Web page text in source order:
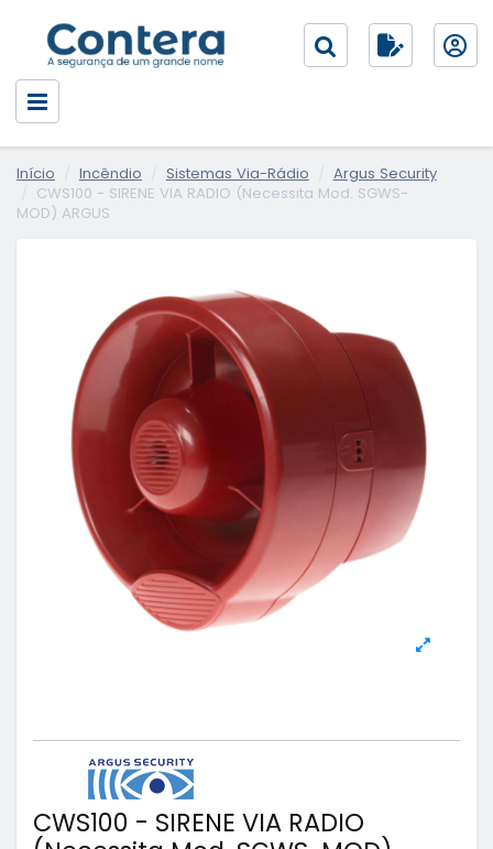
Início Incêndio Sistemas Via-Rádio
Argus Security
CWS100 - SIRENE VIA RADIO (Necessita Mod. SGWS-
MOD) ARGUS
CWS100 - SIRENE VIA RADIO